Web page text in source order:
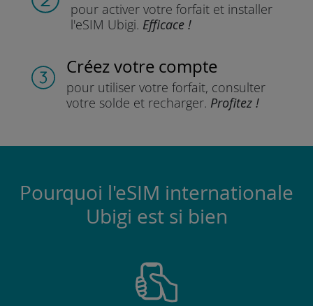
pour activer votre forfaitet installer
l'eSIM Ubigi. Efficace !
Créez votre compte
pour utiliser votre forfait, consulter
votre solde et recharger. Profitez !
Pourquoi l'eSIM internationale
Ubigi est si bien